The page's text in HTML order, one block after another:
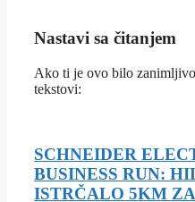
Nastavi sa čitanjem
Ako ti je ovo bilo
tekstovi:
SCHNEIDER
BUSINESS RUN:
ISTRČALO 5KM